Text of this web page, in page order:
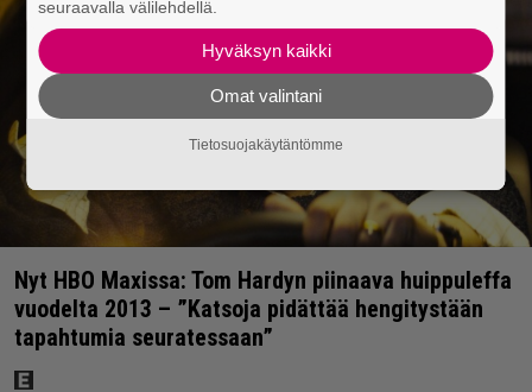
Nyt HBO Maxissa: Tom Hardyn piinaava huippuleffa
vuodelta 2013 – ”Katsoja pidättää hengitystään
tapahtumia seuratessaan”
seuraavalla välilehdellä.
Hyväksyn kaikki
Omat valintani
Tietosuojakäytäntömme